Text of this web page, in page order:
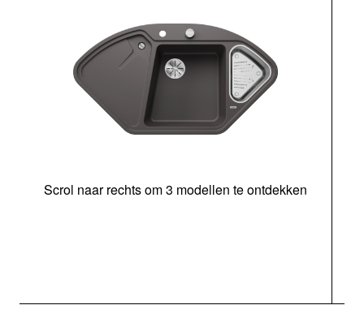
Scrol naar rechts om 3 modellen te ontdekken